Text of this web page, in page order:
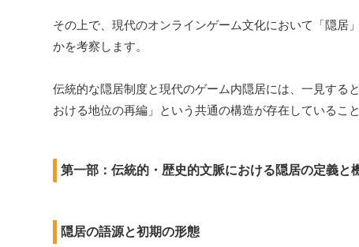
その上で、現代のオンラインゲーム文化において「隠居
かを考察します。
伝統的な隠居制度と現代のゲーム内隠居には、一見する
おける地位の再編」という共通の構造が存在しているこ
第一部：伝統的・歴史的文脈における隠居の定義と
隠居の語源と初期の形態